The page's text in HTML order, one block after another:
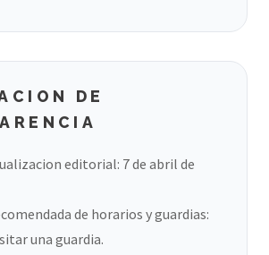
DE
editorial: 7 de abril de
de horarios y guardias:
una guardia.